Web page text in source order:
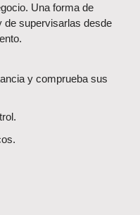
Una forma de
de supervisarlas desde
y comprueba sus